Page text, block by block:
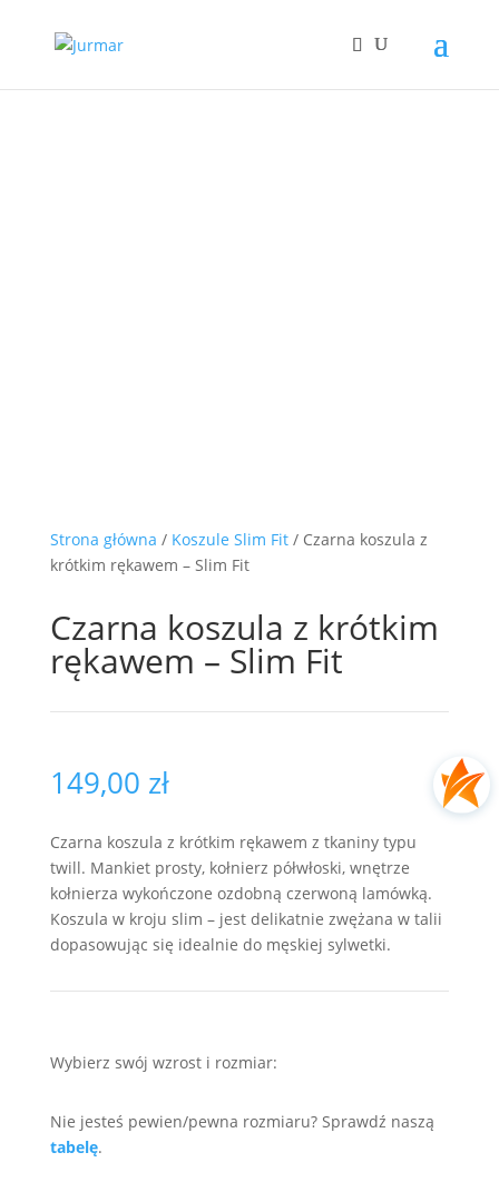
Strona główna / Koszule Slim Fit/ Czarna koszula z
krótkim rękawem – Slim Fit
Czarna koszula z krótkim
rękawem – Slim Fit
149,00 zł
Czarna koszula z krótkim rękawem z tkaniny typu
twill. Mankiet prosty, kołnierz półwłoski, wnętrze
kołnierza wykończone ozdobną czerwoną lamówką.
Koszula w kroju slim – jest delikatnie zwężana w talii
dopasowując się idealnie do męskiej sylwetki.
Wybierz swój wzrost i rozmiar:
Nie jesteś pewien/pewna rozmiaru? Sprawdź naszą
tabelę.